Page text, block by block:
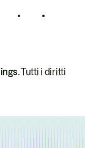
Tutti i diritti